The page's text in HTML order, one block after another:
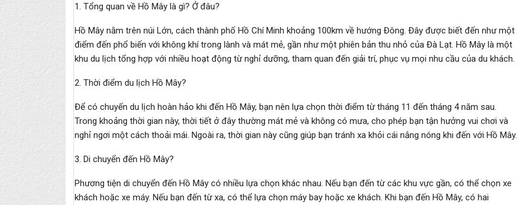
1. Tổng quan về Hồ Mây là gì? Ở đâu?
Hồ Mây nằm trên núi Lớn, cách thành phố Hồ Chí Minh khoảng 100km về hướng Đông. Đây được biết đến như một
điểm đến phổ biến với không khí trong lành và mát mẻ, gần như một phiên bản thu nhỏ của Đà Lạt. Hồ Mây là một
khu du lịch tổng hợp với nhiều hoạt động từ nghỉ dưỡng, tham quan đến giải trí, phục vụ mọi nhu cầu của du khách.
2. Thời điểm du lịch Hồ Mây?
Để có chuyến du lịch hoàn hảo khi đến Hồ Mây, bạn nên lựa chọn thời điểm từ tháng 11 đến tháng 4 năm sau.
Trong khoảng thời gian này, thời tiết ở đây thường mát mẻ và không có mưa, cho phép bạn tận hưởng vui chơi và
nghỉ ngơi một cách thoải mái. Ngoài ra, thời gian này cũng giúp bạn tránh xa khỏi cái nắng nóng khi đến với Hồ Mây.
3. Di chuyển đến Hồ Mây?
Phương tiện di chuyển đến Hồ Mây có nhiều lựa chọn khác nhau. Nếu bạn đến từ các khu vực gần, có thể chọn xe
khách hoặc xe máy. Nếu bạn đến từ xa, có thể lựa chọn máy bay hoặc xe khách. Khi bạn đến Hồ Mây, có hai